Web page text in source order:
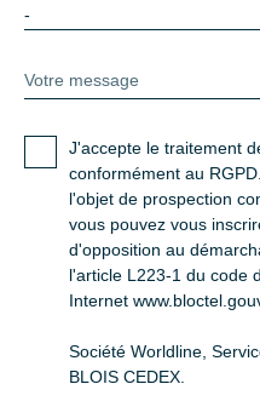
-
Votre message
J'accepte le traitement
conformément au
l'objet de prospection
vous pouvez vous
d'opposition au
l'article L223-1 du code
Internet
Société Worldline,
BLOIS CEDEX.